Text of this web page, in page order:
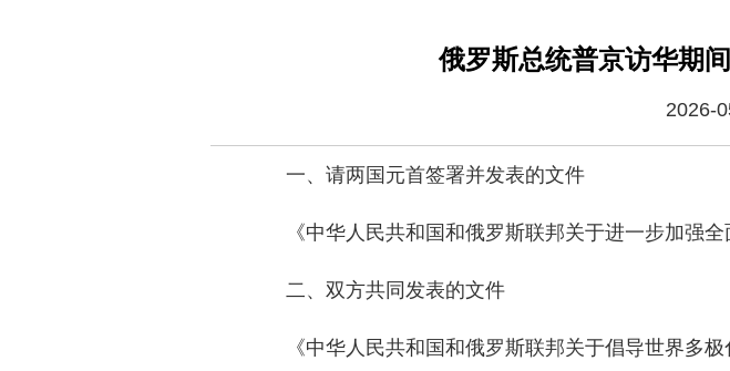
俄罗斯总统普京访华期
2026-
一、请两国元首签署并发表的文件
《中华人民共和国和俄罗斯联邦关于进一步加强
二、双方共同发表的文件
《中华人民共和国和俄罗斯联邦关于倡导世界多